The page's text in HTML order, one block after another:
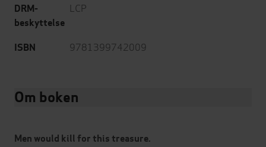
DRM-
beskyttelse
LCP
ISBN 9781399742009
Om boken
Men would kill for this treasure.